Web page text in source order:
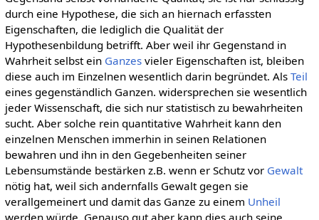
durch eine Hypothese, die sich an hiernach erfassten
Eigenschaften, die lediglich die Qualität der
Hypothesenbildung betrifft. Aber weil ihr Gegenstand in
Wahrheit selbst ein Ganzesvieler Eigenschaften ist, bleiben
diese auch im Einzelnen wesentlich darin begründet. Als Teil
eines gegenständlich Ganzen. widersprechen sie wesentlich
jeder Wissenschaft, die sich nur statistisch zu bewahrheiten
sucht. Aber solche rein quantitative Wahrheit kann den
einzelnen Menschen immerhin in seinen Relationen
bewahren und ihn in den Gegebenheiten seiner
Lebensumstände bestärken z.B. wenn er Schutz vor Gewalt
nötig hat, weil sich andernfalls Gewalt gegen sie
verallgemeinert und damit das Ganze zu einem Unheil
werden würde. Genauso gut aber kann dies auch seine